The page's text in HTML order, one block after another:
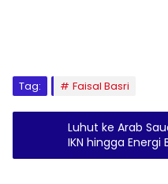
Tag: Faisal Basri
Luhut ke Arab
IKN hingga Energi